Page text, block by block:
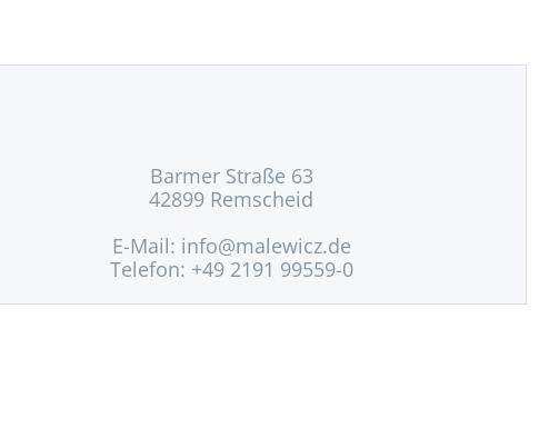
Barmer Straße 63
42899 Remscheid
E-Mail: info@malewicz.de
Telefon: +49 2191 99559-0